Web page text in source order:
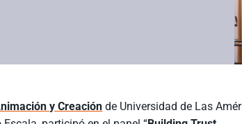
y Creación de Universidad de Las